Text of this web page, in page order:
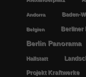
Andorra Baden-
Belgien Berliner
Berlin Panorama
Hallstatt
Projekt Kraftwerke